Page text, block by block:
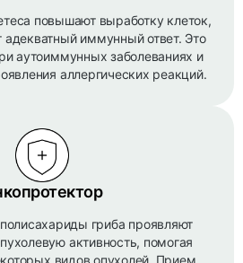
повышают выработку клеток,
иммунный ответ. Это
аутоиммунных заболеваниях и
аллергических реакций.
гриба проявляют
активность, помогая
видов опухолей. Прием